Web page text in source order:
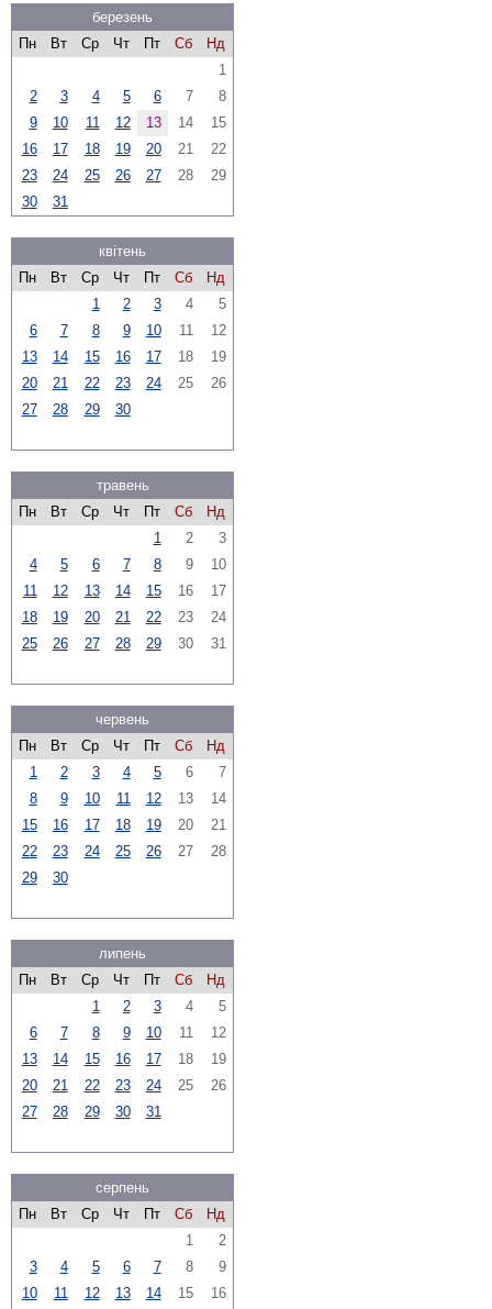
березень
Пн
Вт Ср Чт Пт Сб
Нд
1
2
3 4 5 6 7
8
9
10 11 12 13 14
15
16
17 18 19 20 21
22
23
24 25 26 27 28
29
30
31
квітень
Пн
Вт Ср Чт Пт Сб
Нд
1
2 3 4
5
6
7 8 9 10 11
12
13
14 15 16 17 18
19
20
21 22 23 24 25
26
27
28 29 30
травень
Пн
Вт Ср Чт Пт Сб
Нд
1
2
3
4
5 6 7 8 9
10
11
12 13 14 15 16
17
18
19 20 21 22 23
24
25
26 27 28 29 30 31
червень
Пн
Вт Ср Чт Пт Сб
Нд
1
2 3 4 5 6
7
8
9 10 11 12 13
14
15
16 17 18 19 20
21
22
23 24 25 26 27
28
29
30
липень
Пн
Вт Ср Чт Пт Сб
Нд
1
2 3 4
5
6
7 8 9 10 11
12
13
14 15 16 17 18
19
20
21 22 23 24 25
26
27
28 29 30 31
серпень
Пн
Вт Ср Чт Пт Сб
Нд
1
2
3
4 5 6 7 8
9
10
11 12 13 14 15
16